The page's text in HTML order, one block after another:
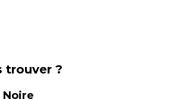
trouver ?
Noire